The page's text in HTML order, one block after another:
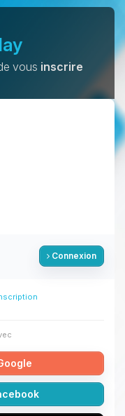
vous inscrire
Connexion